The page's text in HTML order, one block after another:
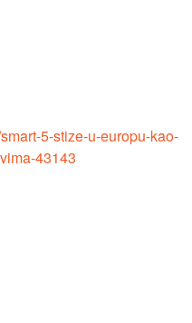
5-stize-u-europu-kao-
43143